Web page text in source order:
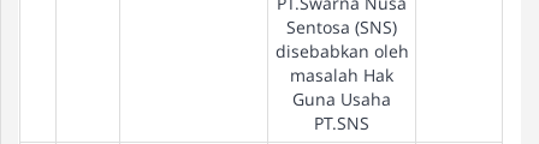
Sentosa (SNS)
disebabkan oleh
masalah Hak
Guna Usaha
PT.SNS